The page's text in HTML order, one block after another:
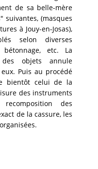
de sa belle-mère
suivantes, (masques
à Jouy-en-Josas),
selon diverses
etc. La
des objets annule
Puis au procédé
bientôt celui de la
des instruments
des
de la cassure, les